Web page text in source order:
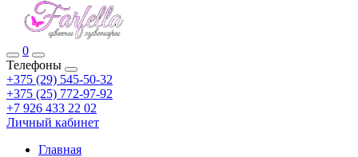
0
Телефоны
+375 (29) 545-50-32
+375 (25) 772-97-92
+7 926 433 22 02
Личный кабинет
Главная